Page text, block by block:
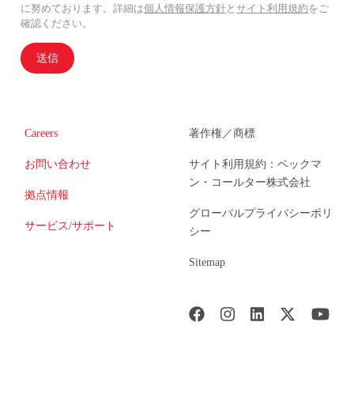
に努めております。詳細は個人情報保護方針と サイト利用規約をご
確認ください。
送信
Careers
お問い合わせ
拠点情報
サービス/サポート
著作権／商標
サイト利用規約：ベックマ
ン・コールター株式会社
グローバルプライバシーポリ
シー
Sitemap